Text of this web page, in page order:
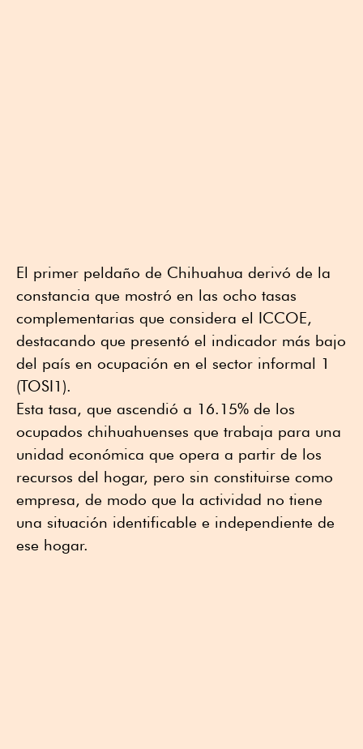
El primer peldaño de Chihuahua derivó de la
constancia que mostró en las ocho tasas
complementarias que considera el ICCOE,
destacando que presentó el indicador más bajo
del país en ocupación en el sector informal 1
(TOSI1).
Esta tasa, que ascendió a 16.15% de los
ocupados chihuahuenses que trabaja para una
unidad económica que opera a partir de los
recursos del hogar, pero sin constituirse como
empresa, de modo que la actividad no tiene
una situación identificable e independiente de
ese hogar.